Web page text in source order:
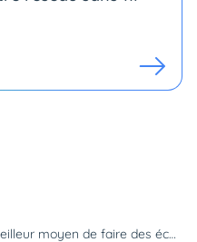
Voici le meilleur moyen de faire des économies sur votre abonnement internet